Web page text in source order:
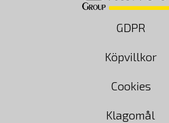
GDPR
Köpvillkor
Cookies
Klagomål